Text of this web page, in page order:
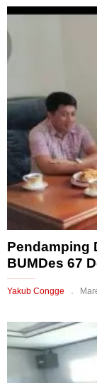
Pendamping
BUMDes 67
Yakub Congge